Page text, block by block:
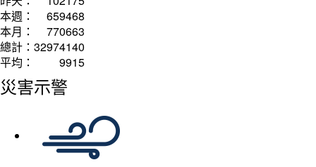
本週：
659468
本月：
770663
總計： 32974140
平均：
9915
災害示警